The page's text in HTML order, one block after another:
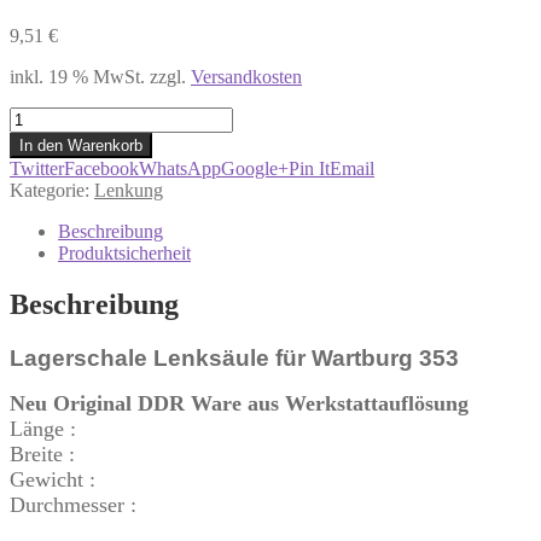
9,51 €
inkl. 19 % MwSt. zzgl. Versandkosten
Lagerschale
Lenksäule
Wartburg
353
Menge
In den Warenkorb
TwitterFacebookWhatsAppGoogle+Pin ItEmail
Kategorie: Lenkung
Beschreibung
Produktsicherheit
Beschreibung
Lagerschale Lenksäule für Wartburg 353
Neu Original DDR Ware aus Werkstattauflösung
Länge :
Breite :
Gewicht :
Durchmesser :